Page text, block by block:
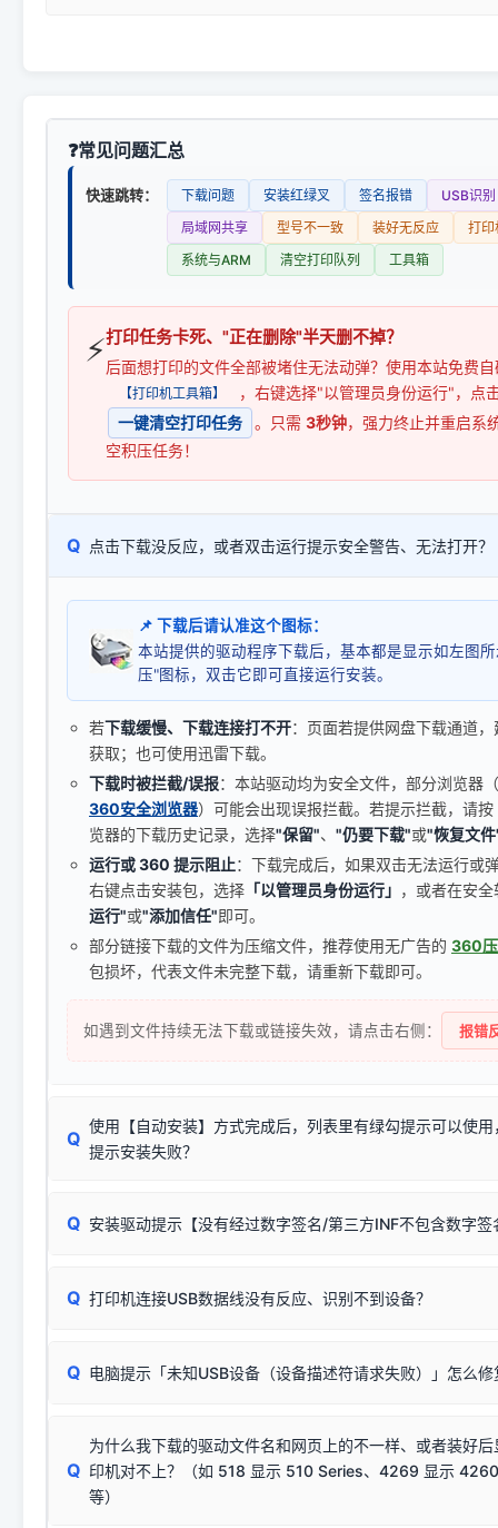
常见问题汇总
快速跳转： 下载问题 安装红绿叉 签名报错
USB识别
局域网共享
型号不一致 装好无反应
打印
系统与ARM
清空打印队列 工具箱
⚡打印任务卡死、"正在删除"半天删不掉？
后面想打印的文件全部被堵住无法动弹？使用本站免费
【打印机工具箱】
，右键选择"以管理员身份运行"，点
一键清空打印任务
。只需 3秒钟，强力终止并重启系
空积压任务！
Q 点击下载没反应，或者双击运行提示安全警告、无法打开？
📌 下载后请认准这个图标：
本站提供的驱动程序下载后，基本都是显示如左图
压"图标，双击它即可直接运行安装。
若下载缓慢、下载连接打不开：页面若提供网盘下载通道
获取；也可使用迅雷下载。
下载时被拦截/误报：本站驱动均为安全文件，部分浏览器
360安全浏览器）可能会出现误报拦截。若提示拦截，请按
览器的下载历史记录，选择"保留"、 "仍要下载"或"恢复文
运行或 360 提示阻止：下载完成后，如果双击无法运行或
右键点击安装包，选择 「以管理员身份运行」 ，或者在安
运行"或"添加信任"即可。
部分链接下载的文件为压缩文件，推荐使用无广告的 360
包损坏，代表文件未完整下载，请重新下载即可。
如遇到文件持续无法下载或链接失效，请点击右侧： 报错
Q
使用【自动安装】方式完成后，列表里有绿勾提示可以使
提示安装失败？
由于本站驱动包集成了32位和64位驱动，自动安装程序在运
✔ 可以使用了
：代表与您当
（被自动跳过），并不影响正
窗口去打印测试即可。
安装完成后可打印Windows系统测试页确认连通，参考：
Q 安装驱动提示【没有经过数字签名/第三方INF不包含数字
往往会弹出此类提示。
系统（如 Win10/Win11 最新版）已彻底不再识别老旧驱
致安装失败。请尝试以下方案：
容，而非文件安全性问题。
临时解决方案：
关闭系统驱动强制签名完整步骤
Q 打印机连接USB数据线没有反应、识别不到设备？
首先确认打印机电源已开启，USB数据线两端已完全插紧；
供电不足极易导致识别失败）；
排除线材松动后，可尝试更换一条USB数据线，或在设备
硬件改动】刷新硬件列表。
Q 电脑提示「未知USB设备（设备描述符请求失败）」怎么修
查硬件连接：
将USB数据线两端全部拔下，重新插紧；
台式电脑请务必插在机箱后置USB插口，切勿使用前置插
Q
为什么我下载的驱动文件名和网页上的不一样、或者装好
印机对不上？（如 518 显示 510 Series、4269 显示
等）